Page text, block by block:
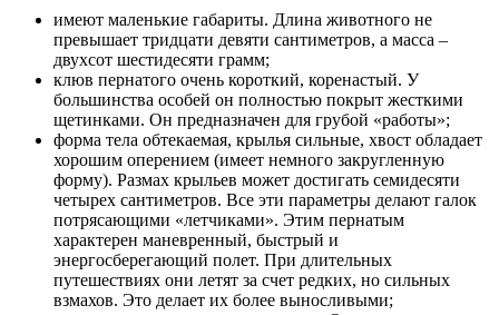
имеют маленькие габариты. Длина животного не
превышает тридцати девяти сантиметров, а масса –
двухсот шестидесяти грамм;
клюв пернатого очень короткий, коренастый. У
большинства особей он полностью покрыт жесткими
щетинками. Он предназначен для грубой «работы»;
форма тела обтекаемая, крылья сильные, хвост обладает
хорошим оперением (имеет немного закругленную
форму). Размах крыльев может достигать семидесяти
четырех сантиметров. Все эти параметры делают галок
потрясающими «летчиками». Этим пернатым
характерен маневренный, быстрый и
энергосберегающий полет. При длительных
путешествиях они летят за счет редких, но сильных
взмахов. Это делает их более выносливыми;